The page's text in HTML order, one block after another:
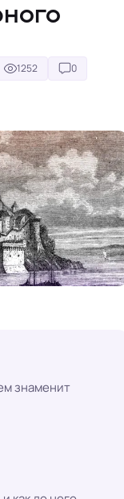
1252 0
знаменит